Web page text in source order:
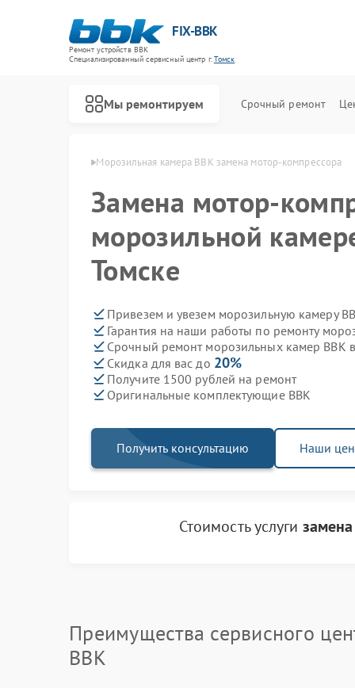
FIX-BBK
Ремонт устройств BBK
Специализированный cервисный центр г.Томск
Мы ремонтируем Срочный ремонт
BBK в Томске Морозильная камера BBK замена мотор-компрессора
Замена мотор-
морозильной
Томске
Привезем и увезем морозильную камеру
Гарантия на наши работы по ремонту
Срочный ремонт морозильных камер BBK
Скидка для вас до 20%
Получите 1500 рублей на ремонт
Оригинальные комплектующие BBK
Получить консультацию Наши
Стоимость услуги
Преимущества сервисного
BBK